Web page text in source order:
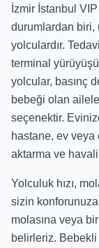
İzmir İstanbul
durumlardan biri,
yolculardır.
terminal
yolcular, basınç
bebeği olan
seçenektir.
hastane, ev veya
aktarma ve
Yolculuk hızı,
sizin
molasına veya
belirleriz.